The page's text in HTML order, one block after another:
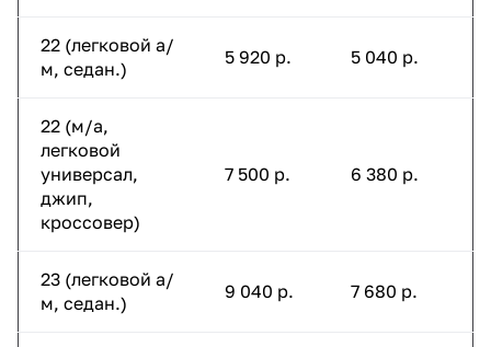
22 (легковой а/
м, седан.)
5 920 р. 5 040 р.
22 (м/а,
легковой
универсал,
джип,
кроссовер)
7 500 р. 6 380 р.
23 (легковой а/
м, седан.)
9 040 р. 7 680 р.